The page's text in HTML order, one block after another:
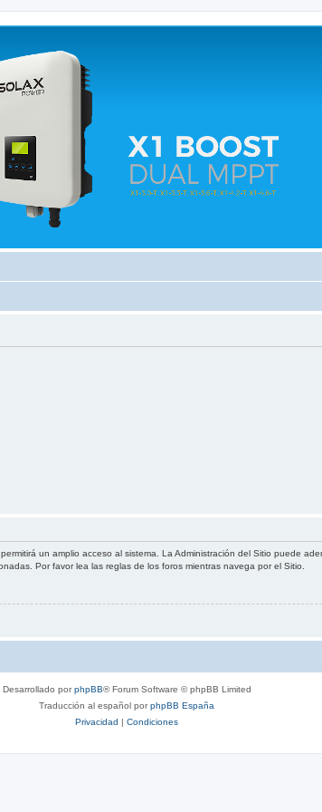
un amplio acceso al sistema. La Administración del Sitio puede
Por favor lea las reglas de los foros mientras navega por el Sitio.
Desarrollado porphpBB® Forum Software © phpBB Limited
Traducción al español porphpBB España
Privacidad | Condiciones